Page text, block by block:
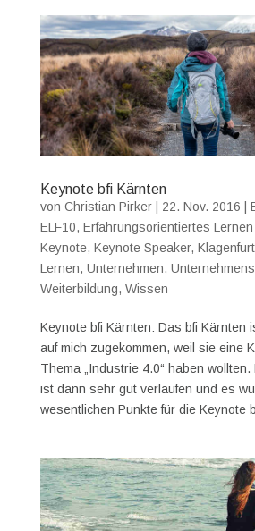
Keynote bfi Kärnten
von Christian Pirker| 22. Nov. 2016
ELF10, Erfahrungsorientiertes Lernen
Keynote, Keynote Speaker, Klagenfurt
Lernen, Unternehmen,
Weiterbildung, Wissen
Keynote bfi Kärnten: Das bfi Kärnten
auf mich zugekommen, weil sie eine
Thema „Industrie 4.0“ haben
ist dann sehr gut verlaufen und es
wesentlichen Punkte für die Keynote